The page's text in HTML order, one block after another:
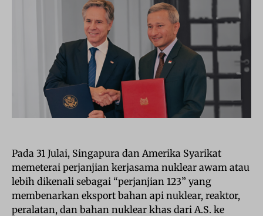
Pada 31 Julai, Singapura dan Amerika Syarikat
memeterai perjanjian kerjasama nuklear awam atau
lebih dikenali sebagai “perjanjian 123” yang
membenarkan eksport bahan api nuklear, reaktor,
peralatan, dan bahan nuklear khas dari A.S. ke